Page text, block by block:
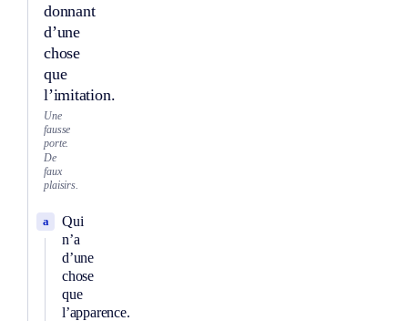
donnant
d’une
chose
que
l’imitation.
Une
fausse
porte.
De
faux
plaisirs.
Qui
n’a
d’une
chose
que
l’apparence.
a